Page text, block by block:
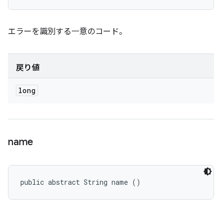
エラーを識別する一意のコード。
戻り値
long
name
public abstract String name ()